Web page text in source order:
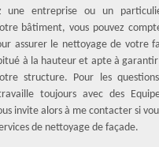
une entreprise ou un
bâtiment, vous pouvez
assurer le nettoyage de votre
à la hauteur et apte à garantir
structure. Pour les
toujours avec des
invite alors à me contacter si
de nettoyage de façade.